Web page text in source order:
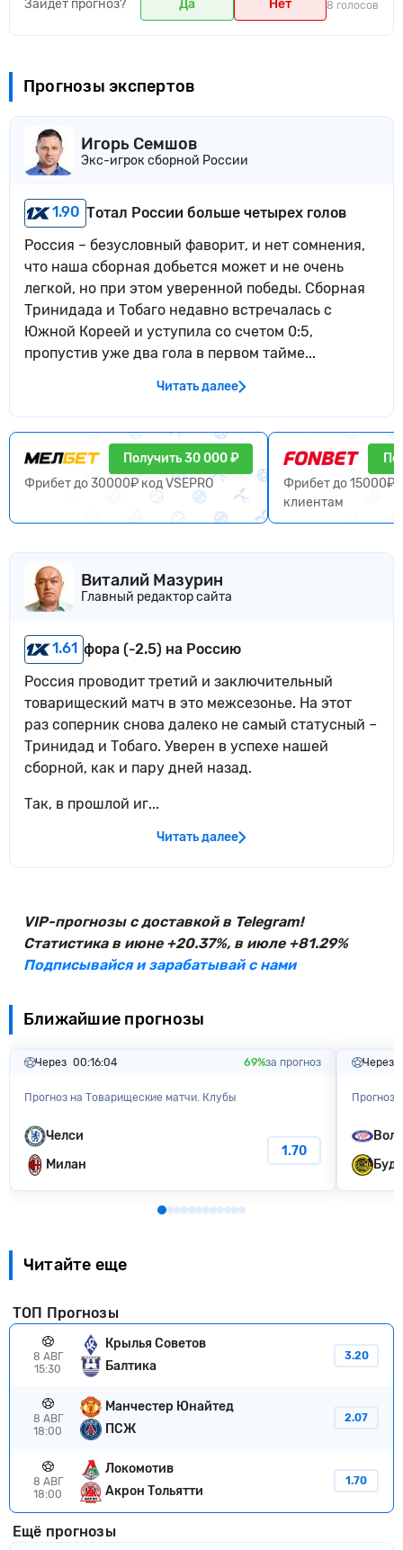
Зайдет прогноз? Да Нет 8 голосов
Прогнозы экспертов
Игорь Семшов
Экс-игрок сборной России
1.90 Тотал России больше четырех голов
Россия – безусловный фаворит, и нет сомнения,
что наша сборная добьется может и не очень
легкой, но при этом уверенной победы. Сборная
Тринидада и Тобаго недавно встречалась с
Южной Кореей и уступила со счетом 0:5,
пропустив уже два гола в первом тайме...
Читать далее
Получить 30 000 ₽
Фрибет до 30000₽ код VSEPRO
Фрибет до 15000₽
клиентам
Виталий Мазурин
Главный редактор сайта
1.61 фора (-2.5) на Россию
Россия проводит третий и заключительный
товарищеский матч в это межсезонье. На этот
раз соперник снова далеко не самый статусный –
Тринидад и Тобаго. Уверен в успехе нашей
сборной, как и пару дней назад.
Так, в прошлой иг...
Читать далее
VIP-прогнозы с доставкой в Telegram!
Статистика в июне +20.37%, в июле +81.29%
Подписывайся и зарабатывай с нами
Ближайшие прогнозы
Через 00:16:03 69%за прогноз
Прогноз на Товарищеские матчи. Клубы
Челси
Милан
1.70
Через
Прогноз
Читайте еще
ТОП Прогнозы
8 АВГ
15:30
Крылья Советов
Балтика
3.20
8 АВГ
18:00
Манчестер Юнайтед
ПСЖ
2.07
8 АВГ
18:00
Локомотив
Акрон Тольятти
1.70
Ещё прогнозы